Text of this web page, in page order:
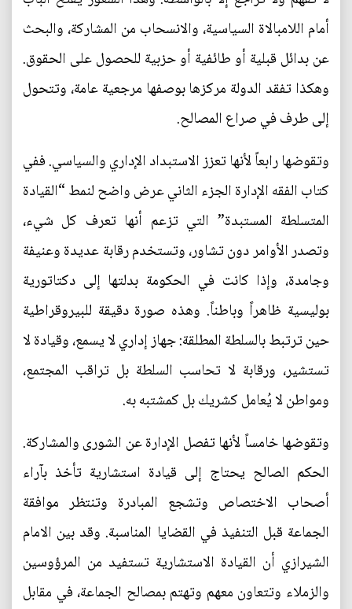
أمام اللامبالاة السياسية، والانسحاب من المشاركة، والبحث
عن بدائل قبلية أو طائفية أو حزبية للحصول على الحقوق.
وهكذا تفقد الدولة مركزها بوصفها مرجعية عامة، وتتحول
إلى طرف في صراع المصالح.
وتقوضها رابعاً لأنها تعزز الاستبداد الإداري والسياسي. ففي
كتاب الفقه الإدارة الجزء الثاني عرض واضح لنمط “القيادة
المتسلطة المستبدة” التي تزعم أنها تعرف كل شيء،
وتصدر الأوامر دون تشاور، وتستخدم رقابة عديدة وعنيفة
وجامدة، وإذا كانت في الحكومة بدلتها إلى دكتاتورية
بوليسية ظاهراً وباطناً. وهذه صورة دقيقة للبيروقراطية
حين ترتبط بالسلطة المطلقة: جهاز إداري لا يسمع، وقيادة لا
تستشير، ورقابة لا تحاسب السلطة بل تراقب المجتمع،
ومواطن لا يُعامل كشريك بل كمشتبه به.
وتقوضها خامساً لأنها تفصل الإدارة عن الشورى والمشاركة.
الحكم الصالح يحتاج إلى قيادة استشارية تأخذ بآراء
أصحاب الاختصاص وتشجع المبادرة وتنتظر موافقة
الجماعة قبل التنفيذ في القضايا المناسبة. وقد بين الامام
الشيرازي أن القيادة الاستشارية تستفيد من المرؤوسين
والزملاء وتتعاون معهم وتهتم بمصالح الجماعة، في مقابل